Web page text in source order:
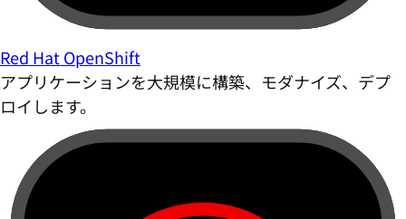
Red Hat OpenShift
アプリケーションを大規模に構築、モダナイズ、デプ
ロイします。